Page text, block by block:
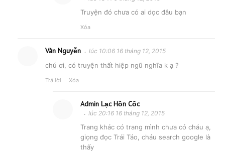
Truyện đó chưa có ai dọc đâu bạn
Xóa
Vân Nguyễn lúc 10:06 16 tháng 12, 2015
chú ơi, có truyện thất hiệp ngũ nghĩa k ạ ?
Trả lời Xóa
Admin Lạc Hồn Cốc
lúc 20:16 16 tháng 12, 2015
Trang khác có trang mình chưa có cháu ạ,
giọng đọc Trái Táo, cháu search google là
thấy